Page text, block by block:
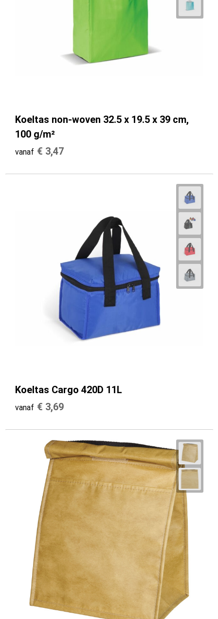
Koeltas non-woven 32.5 x 19.5 x 39 cm,
100 g/m²
vanaf € 3,47
Koeltas Cargo 420D 11L
vanaf € 3,69